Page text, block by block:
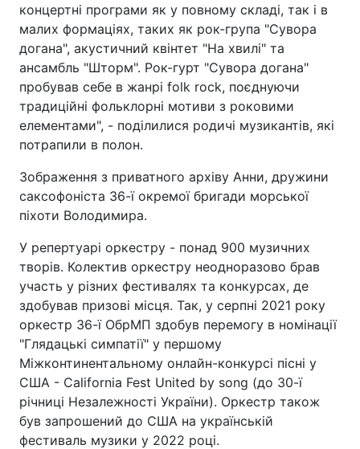
концертні програми як у повному складі, так і в
малих формаціях, таких як рок-група "Сувора
догана", акустичний квінтет "На хвилі" та
ансамбль "Шторм". Рок-гурт "Сувора догана"
пробував себе в жанрі folk rock, поєднуючи
традиційні фольклорні мотиви з роковими
елементами", - поділилися родичі музикантів, які
потрапили в полон.
Зображення з приватного архіву Анни, дружини
саксофоніста 36-ї окремої бригади морської
піхоти Володимира.
У репертуарі оркестру - понад 900 музичних
творів. Колектив оркестру неодноразово брав
участь у різних фестивалях та конкурсах, де
здобував призові місця. Так, у серпні 2021 року
оркестр 36-ї ОбрМП здобув перемогу в номінації
"Глядацькі симпатії" у першому
Міжконтинентальному онлайн-конкурсі пісні у
США - California Fest United by song (до 30-ї
річниці Незалежності України). Оркестр також
був запрошений до США на українській
фестиваль музики у 2022 році.